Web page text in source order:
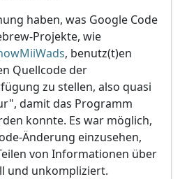
haben, was Google Code
Projekte, wie
, benutz(t)en
Quellcode der
zu stellen, also quasi
damit das Programm
konnte. Es war möglich,
Änderung einzusehen,
von Informationen über
und unkompliziert.